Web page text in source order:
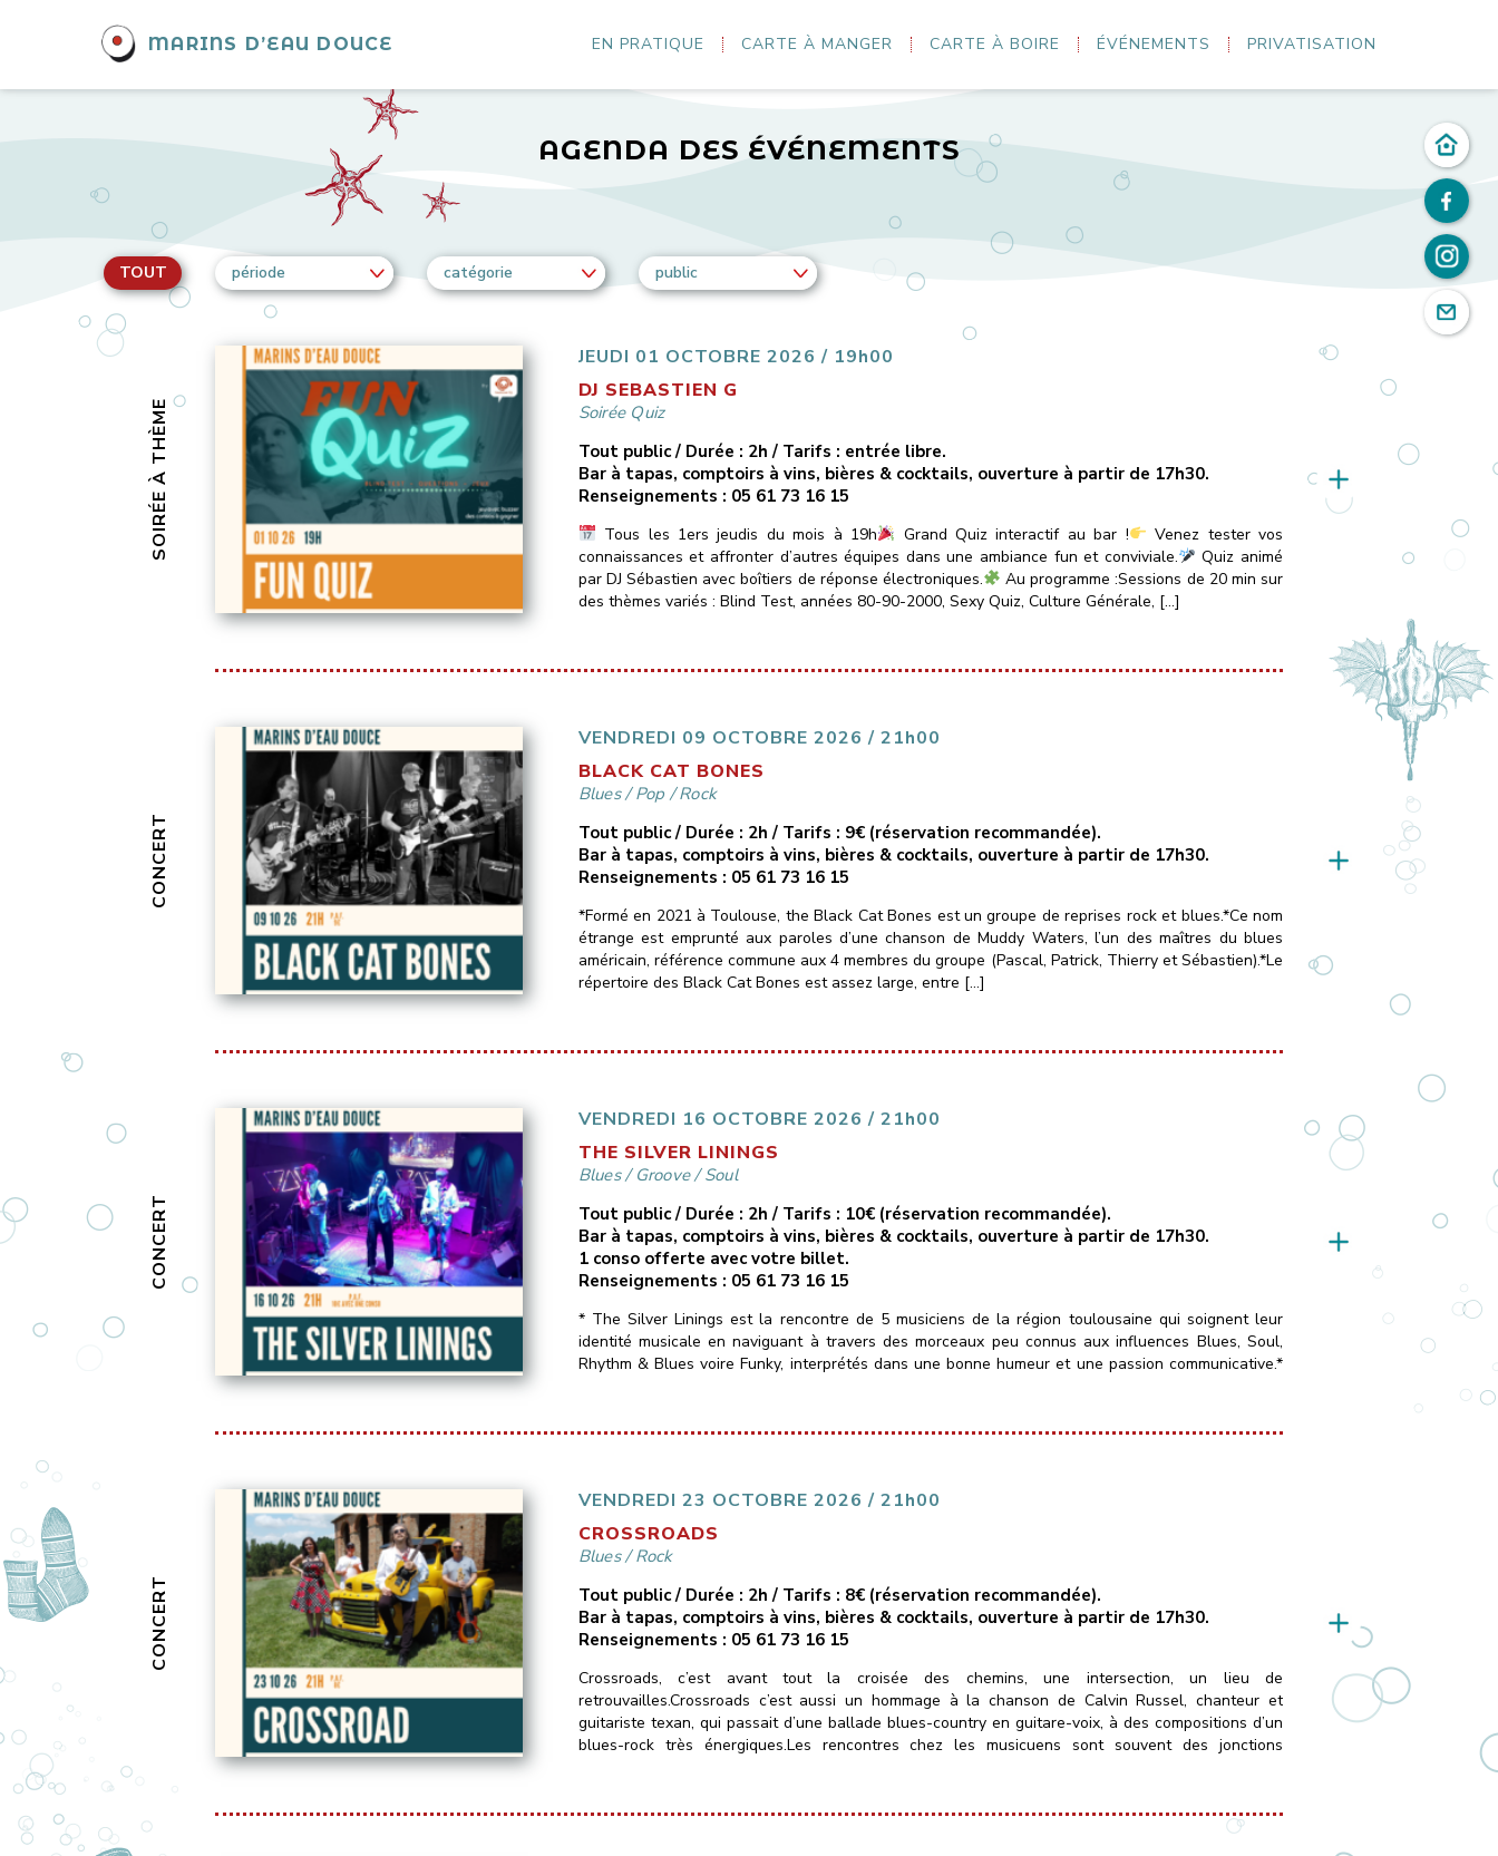
MARINS D’EAU DOUCE EN PRATIQUE CARTE À MANGER CARTE À BOIRE ÉVÉNEMENTS PRIVATISATION
AGENDA DES ÉVÉNEMENTS
TOUT période catégorie public
SOIRÉE À THÈME
JEUDI 01 OCTOBRE 2026 / 19h00
DJ SEBASTIEN G
Soirée Quiz
Tout public / Durée : 2h / Tarifs : entrée libre.
Bar à tapas, comptoirs à vins, bières & cocktails, ouverture à partir de 17h30.
Renseignements : 05 61 73 16 15
Tous les 1ers jeudis du mois à 19h Grand Quiz interactif au bar !
Venez tester vos
connaissances et affronter d’autres équipes dans une ambiance fun et conviviale.
Quiz animé
par DJ Sébastien avec boîtiers de réponse électroniques.
Au programme :Sessions de 20 min sur
des thèmes variés : Blind Test, années 80-90-2000, Sexy Quiz, Culture Générale, […]
CONCERT
VENDREDI 09 OCTOBRE 2026 / 21h00
BLACK CAT BONES
Blues/Pop /Rock
Tout public / Durée : 2h / Tarifs : 9€ (réservation recommandée).
Bar à tapas, comptoirs à vins, bières & cocktails, ouverture à partir de 17h30.
Renseignements : 05 61 73 16 15
*Formé en 2021 à Toulouse, the Black Cat Bones est un groupe de reprises rock et blues.*Ce nom
étrange est emprunté aux paroles d’une chanson de Muddy Waters, l’un des maîtres du blues
américain, référence commune aux 4 membres du groupe (Pascal, Patrick, Thierry et Sébastien).*Le
répertoire des Black Cat Bones est assez large, entre […]
CONCERT
VENDREDI 16 OCTOBRE 2026 / 21h00
THE SILVER LININGS
Blues/ Groove/Soul
Tout public / Durée : 2h / Tarifs : 10€ (réservation recommandée).
Bar à tapas, comptoirs à vins, bières & cocktails, ouverture à partir de 17h30.
1 conso offerte avec votre billet.
Renseignements : 05 61 73 16 15
* The Silver Linings est la rencontre de 5 musiciens de la région toulousaine qui soignent leur
identité musicale en naviguant à travers des morceaux peu connus aux influences Blues, Soul,
Rhythm & Blues voire Funky, interprétés dans une bonne humeur et une passion communicative.*
CONCERT
VENDREDI 23 OCTOBRE 2026 / 21h00
CROSSROADS
Blues/Rock
Tout public / Durée : 2h / Tarifs : 8€ (réservation recommandée).
Bar à tapas, comptoirs à vins, bières & cocktails, ouverture à partir de 17h30.
Renseignements : 05 61 73 16 15
Crossroads, c’est avant tout la croisée des chemins, une intersection, un lieu de
retrouvailles.Crossroads c’est aussi un hommage à la chanson de Calvin Russel, chanteur et
guitariste texan, qui passait d’une ballade blues-country en guitare-voix, à des compositions d’un
blues-rock très énergiques.Les rencontres chez les musicuens sont souvent des jonctions